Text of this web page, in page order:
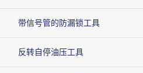
带信号管的防漏锁工具
反转自停油压工具